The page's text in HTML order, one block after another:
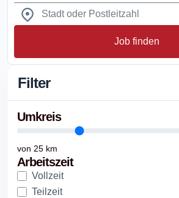
Job finden
Filter
Umkreis
von 25 km
Arbeitszeit
Vollzeit
Teilzeit